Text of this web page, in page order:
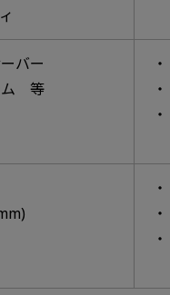
バー
ム 等